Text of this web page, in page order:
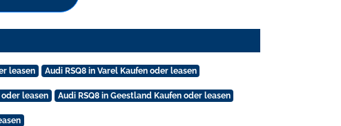
leasen Audi RSQ8 in Varel Kaufen oder leasen
oder leasen Audi RSQ8 in Geestland Kaufen oder leasen